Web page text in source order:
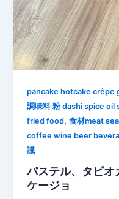
pancake hotcake crêpe
調味料 粉 dashi spice oil
fried food,食材meat
coffee wine beer
議
パステル、タピ
ケージョ